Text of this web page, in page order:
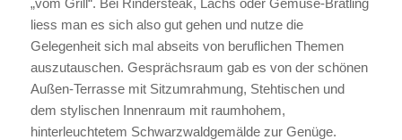
liess man es sich also gut gehen und nutze die
Gelegenheit sich mal abseits von beruflichen Themen
auszutauschen. Gesprächsraum gab es von der schönen
Außen-Terrasse mit Sitzumrahmung, Stehtischen und
dem stylischen Innenraum mit raumhohem,
hinterleuchtetem Schwarzwaldgemälde zur Genüge.